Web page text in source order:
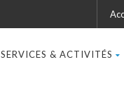
SERVICES & ACTIVITÉS